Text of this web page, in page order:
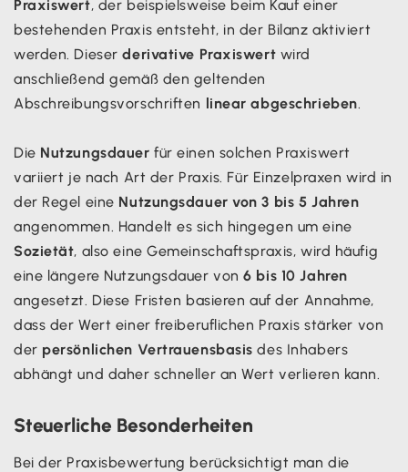
Praxiswert, der beispielsweise beim Kauf einer
bestehenden Praxis entsteht, in der Bilanz aktiviert
werden. Dieserderivative Praxiswert wird
anschließend gemäß den geltenden
Abschreibungsvorschriften linear abgeschrieben.
Die Nutzungsdauer für einen solchen Praxiswert
variiert je nach Art der Praxis. Für Einzelpraxen wird in
der Regel eine Nutzungsdauer von 3 bis 5 Jahren
angenommen. Handelt es sich hingegen um eine
Sozietät, also eine Gemeinschaftspraxis, wird häufig
eine längere Nutzungsdauer von6 bis 10 Jahren
angesetzt. Diese Fristen basieren auf der Annahme,
dass der Wert einer freiberuflichen Praxis stärker von
der persönlichen Vertrauensbasis des Inhabers
abhängt und daher schneller an Wert verlieren kann.
Steuerliche Besonderheiten
Bei der Praxisbewertung berücksichtigt man die